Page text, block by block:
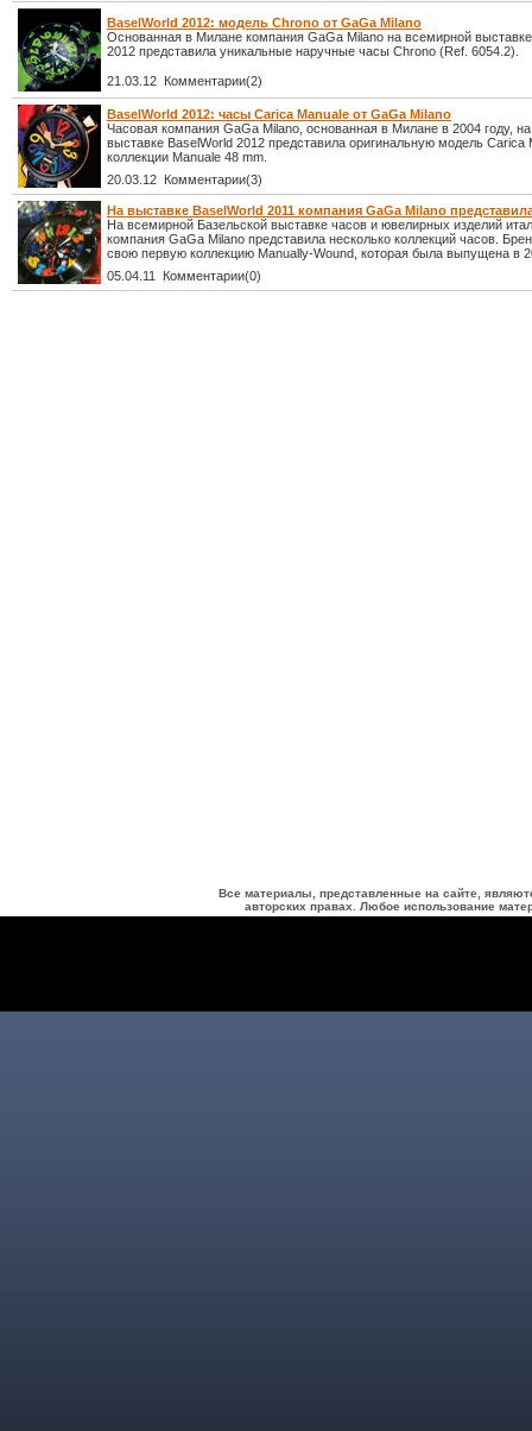
BaselWorld 2012: модель Chrono от GaGa Milano
Основанная в Милане компания GaGa Milano на всемирной
2012 представила уникальные наручные часы Chrono (Ref. 6054.2).
21.03.12 Комментарии(2)
BaselWorld 2012: часы Carica Manuale от GaGa Milano
Часовая компания GaGa Milano, основанная в Милане в 2004 году,
выставке BaselWorld 2012 представила оригинальную модель Carica
коллекции Manuale 48 mm.
20.03.12 Комментарии(3)
На выставке BaselWorld 2011 компания GaGa Milano
На всемирной Базельской выставке часов и ювелирных изделий
компания GaGа Milano представила несколько коллекций часов.
свою первую коллекцию Manually-Wound, которая была выпущена в
05.04.11 Комментарии(0)
Все материалы, представленные на сайте,
авторских правах. Любое использование